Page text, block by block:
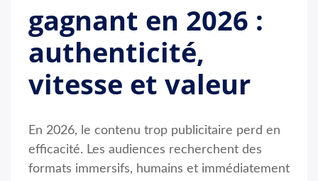
gagnant en 2026 :
authenticité,
vitesse et valeur
En 2026, le contenu trop publicitaire perd en
efficacité. Les audiences recherchent des
formats immersifs, humains et immédiatement